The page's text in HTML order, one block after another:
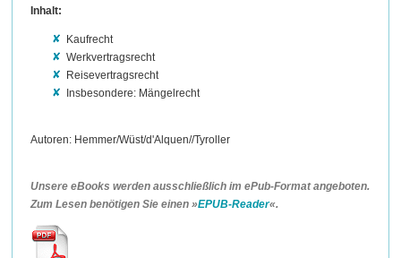
Inhalt:
Kaufrecht
Werkvertragsrecht
Reisevertragsrecht
Insbesondere: Mängelrecht
Autoren: Hemmer/Wüst/d'Alquen//Tyroller
Unsere eBooks werden ausschließlich im ePub-Format angeboten.
Zum Lesen benötigen Sie einen »EPUB-Reader«.